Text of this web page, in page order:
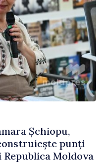
Șchiopu,
punți
Moldova